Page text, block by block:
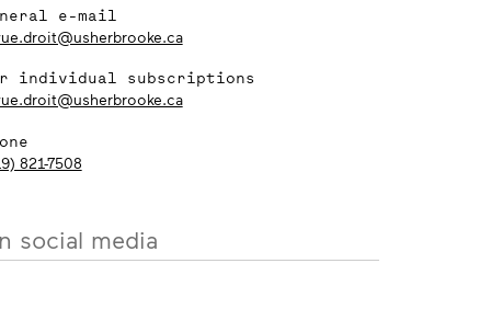
e-mail
individual subscriptions
821-7508
social media